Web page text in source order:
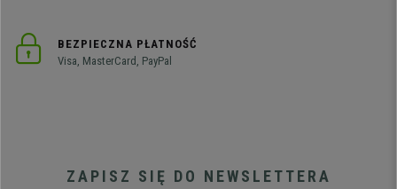
BEZPIECZNA PŁATNOŚĆ
Visa, MasterCard, PayPal
ZAPISZ SIĘ DO NEWSLETTERA